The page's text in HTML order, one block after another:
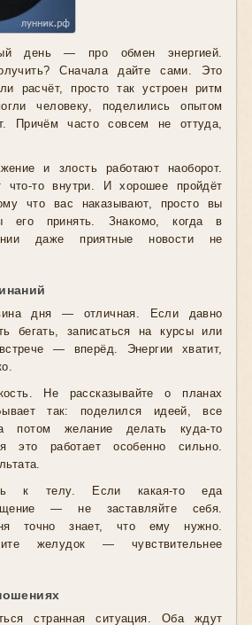
день — про обмен энергией.
Сначала дайте сами. Это
расчёт, просто так устроен ритм
человеку, поделились опытом
Причём часто совсем не оттуда,
и злость работают наоборот.
что-то внутри. И хорошее пройдёт
что вас наказывают, просто вы
его принять. Знакомо, когда в
даже приятные новости не
дня — отличная. Если давно
бегать, записаться на курсы или
— вперёд. Энергии хватит,
Не рассказывайте о планах
так: поделился идеей, все
желание делать куда-то
это работает особенно сильно.
к телу. Если какая-то еда
— не заставляйте себя.
точно знает, что ему нужно.
желудок — чувствительнее
странная ситуация. Оба ждут